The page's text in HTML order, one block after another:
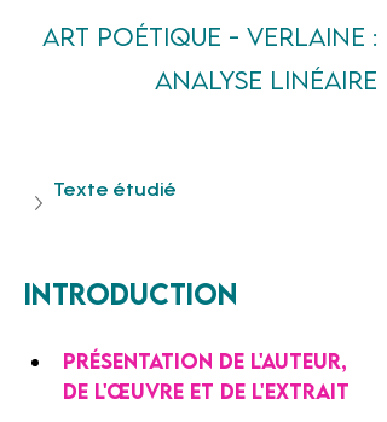
Art poétique - Verlaine :
analyse linéaire
Introduction
Présentation de l'auteur,
de l'œuvre et de l'extrait